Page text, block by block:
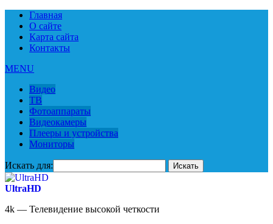
Главная
О сайте
Карта сайта
Контакты
MENU
Видео
ТВ
Фотоаппараты
Видеокамеры
Плееры и устройства
Мониторы
Искать для:
UltraHD
4k — Телевидение высокой четкости